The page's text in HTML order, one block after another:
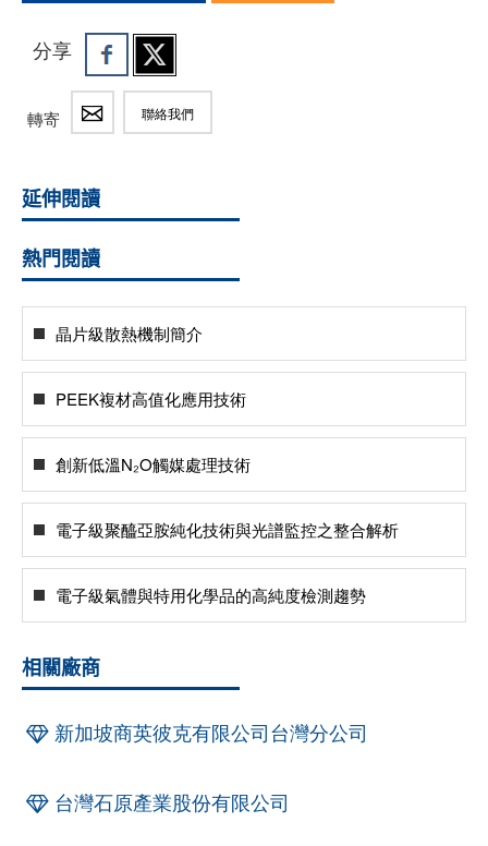
分享
轉寄 聯絡我們
延伸閱讀
熱門閱讀
晶片級散熱機制簡介
PEEK複材高值化應用技術
創新低溫N₂O觸媒處理技術
電子級聚醯亞胺純化技術與光譜監控之整合解析
電子級氣體與特用化學品的高純度檢測趨勢
相關廠商
新加坡商英彼克有限公司台灣分公司
台灣石原產業股份有限公司